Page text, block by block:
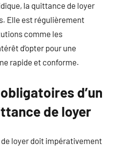
la quittance de loyer
Elle est régulièrement
comme les
d’opter pour une
rapide et conforme.
d’un
de loyer
loyer doit impérativement